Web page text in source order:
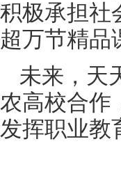
积极承担社
超万节精品
未来，天
农高校合作
发挥职业教